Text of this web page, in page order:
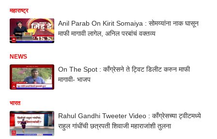
महाराष्ट्र
Anil Parab On Kirit Somaiya : सोमय्यांना नाक घासून
माफी मागावी लागेल, अनिल परबांचं वक्तव्य
NEWS
On The Spot : काँग्रेसने ते ट्विट डिलीट करुन माफी
मागावी- भाजप
भारत
Rahul Gandhi Tweeter Video : काँग्रेसच्या ट्वीटमध्ये
राहुल गांधींची छत्रपती शिवाजी महाराजांशी तुलना